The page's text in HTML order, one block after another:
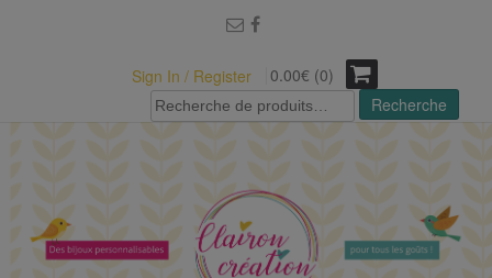
Sign In / Register
0.00€ (0)
Recherche
pour :
Recherche